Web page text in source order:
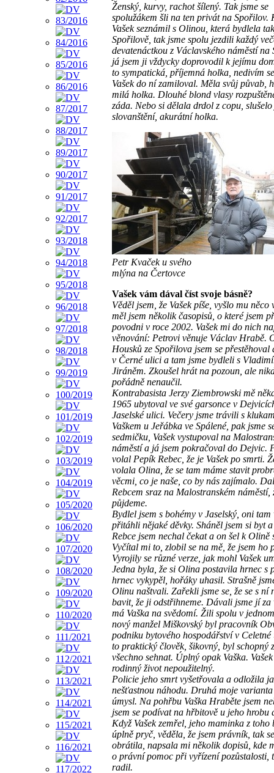
Ženský, kurvy, rachot šílený. Tak jsme se
spolužákem šli na ten privát na Spořilov.
Vašek seznámil s Olinou, která bydlela
Spořilově, tak jsme spolu jezdili každý
devatenáctkou z Václavského náměstí na
já jsem ji vždycky doprovodil k jejímu
to sympatická, příjemná holka, nedivím
Vašek do ní zamiloval. Měla svůj půvab,
milá holka. Dlouhé blond vlasy
záda. Nebo si dělala drdol z copu,
slovanštění, akurátní holka.
Petr Kvaček u svého
mlýna na Čertovce
Vašek vám dával číst svoje básně?
Věděl jsem, že Vašek píše, vyšlo mu něco
měl jsem několik časopisů, o které jsem
povodni v roce 2002. Vašek mi do nich
věnování: Petrovi věnuje Václav Hrabě.
Housků ze Spořilova jsem se přestěhoval
v Černé ulici a tam jsme bydleli s
Jiráněm. Zkoušel hrát na pozoun, ale
pořádně nenaučil.
Kontrabasista Jerzy Ziembrowski mě
1965 ubytoval ve své garsonce v
Jaselské ulici. Večery jsme trávili s
Vaškem u Jeřábka ve Spálené, pak jsme
sedmičku, Vašek vystupoval na
náměstí a já jsem pokračoval do Dejvic.
volal Pepík Rebec, že je Vašek po smrti.
volala Olina, že se tam máme stavit
věcmi, co je naše, co by nás zajímalo.
Rebcem sraz na Malostranském náměstí,
půjdeme.
Bydlel jsem s bohémy v Jaselský, oni tam
přitáhli nějaké děvky. Sháněl jsem si byt
Rebce jsem nechal čekat a on šel k Olině
Vyčítal mi to, zlobil se na mě, že jsem ho
Vyrojily se různé verze, jak mohl Vašek
Jedna byla, že si Olina postavila hrnec s
hrnec vykypěl, hořáky uhasil. Strašně
Olinu naštvali. Zařekli jsme se, že se s ní
bavit, že ji odstřihneme. Dávali jsme jí za
má Vaška na svědomí. Žili spolu v
nový manžel Miškovský byl pracovník
podniku bytového hospodářství v
to praktický člověk, šikovný, byl schopný
všechno sehnat. Úplný opak Vaška.
rodinný život nepoužitelný.
Policie jeho smrt vyšetřovala a odložila
nešťastnou náhodu. Druhá moje
úmysl. Na pohřbu Vaška Hraběte jsem
jsem se podívat na hřbitově u jeho hrobu
Když Vašek zemřel, jeho maminka z toho
úplně pryč, věděla, že jsem právník, tak
obrátila, napsala mi několik dopisů, kde
o právní pomoc při vyřízení pozůstalosti,
radil.